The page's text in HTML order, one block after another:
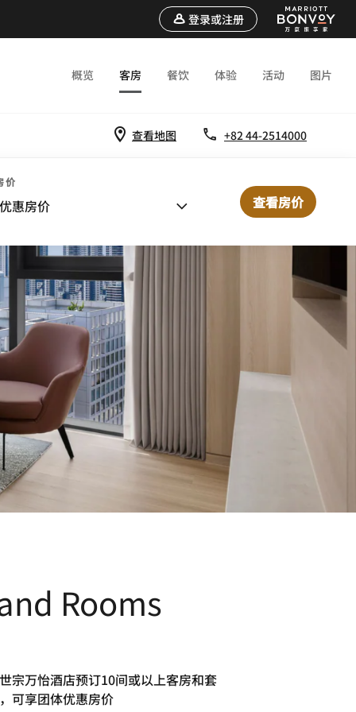
登录或注册
概览 客房 餐饮 体验 活动 图片
查看地图 +82 44-2514000
价
惠房价 查看房价
Rooms
宗万怡酒店预订10间或以上客房和套
可享团体优惠房价